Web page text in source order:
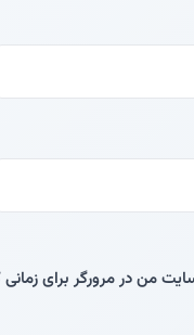
من در مرورگر برای